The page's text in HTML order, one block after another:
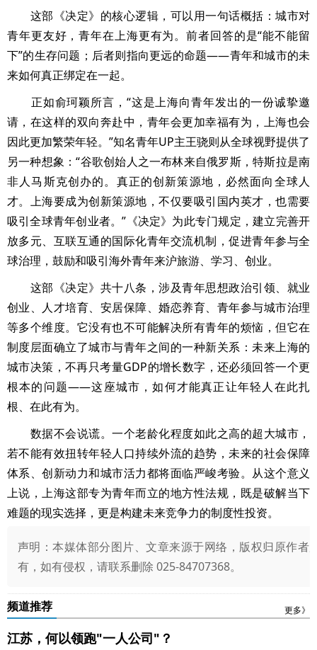
这部《决定》的核心逻辑，可以用一句话概括：城市对
青年更友好，青年在上海更有为。前者回答的是“能不能留
下”的生存问题；后者则指向更远的命题——青年和城市的未
来如何真正绑定在一起。
正如俞珂颖所言，“这是上海向青年发出的一份诚挚邀
请，在这样的双向奔赴中，青年会更加幸福有为，上海也会
因此更加繁荣年轻。”知名青年UP主王骁则从全球视野提供了
另一种想象：“谷歌创始人之一布林来自俄罗斯，特斯拉是南
非人马斯克创办的。真正的创新策源地，必然面向全球人
才。上海要成为创新策源地，不仅要吸引国内英才，也需要
吸引全球青年创业者。”《决定》为此专门规定，建立完善开
放多元、互联互通的国际化青年交流机制，促进青年参与全
球治理，鼓励和吸引海外青年来沪旅游、学习、创业。
这部《决定》共十八条，涉及青年思想政治引领、就业
创业、人才培育、安居保障、婚恋养育、青年参与城市治理
等多个维度。它没有也不可能解决所有青年的烦恼，但它在
制度层面确立了城市与青年之间的一种新关系：未来上海的
城市决策，不再只考量GDP的增长数字，还必须回答一个更
根本的问题——这座城市，如何才能真正让年轻人在此扎
根、在此有为。
数据不会说谎。一个老龄化程度如此之高的超大城市，
若不能有效扭转年轻人口持续外流的趋势，未来的社会保障
体系、创新动力和城市活力都将面临严峻考验。从这个意义
上说，上海这部专为青年而立的地方性法规，既是破解当下
难题的现实选择，更是构建未来竞争力的制度性投资。
声明：本媒体部分图片、文章来源于网络，版权归原作者
有，如有侵权，请联系删除 025-84707368。
频道推荐 更多》
江苏，何以领跑"一人公司"？